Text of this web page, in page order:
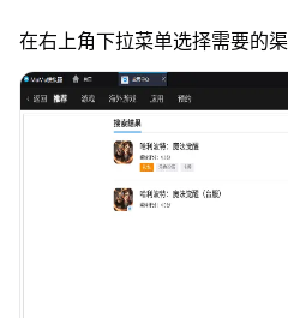
在右上角下拉菜单选择需要的渠